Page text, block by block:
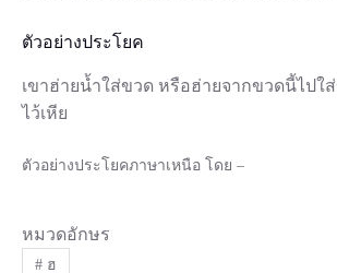
ตัวอย่างประโยค
เขาฮ่ายน้ำใส่ขวด หรือฮ่ายจากขวดนี้ไปใ
ไว้เหีย
ตัวอย่างประโยคภาษาเหนือ โดย –
หมวดอักษร
#ฮ